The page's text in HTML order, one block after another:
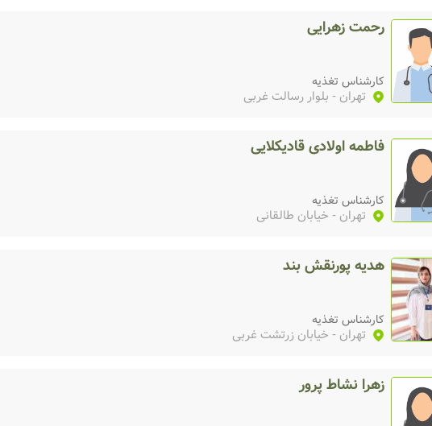
رحمت زهرایی
کارشناس تغذیه
تهران - بلوار رسالت غربی
فاطمه اولادی قادیکلایی
کارشناس تغذیه
تهران - خیابان طالقانی
هدیه پورنقش بند
کارشناس تغذیه
تهران - خیابان زرتشت غربی
زهرا نشاط پرور